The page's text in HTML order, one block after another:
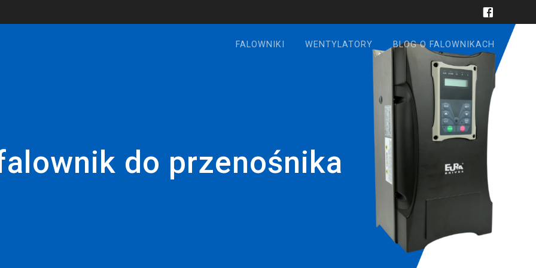
FALOWNIKI WENTYLATORY BLOG O FALOWNIKACH
do przenośnika